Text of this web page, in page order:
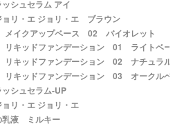
シュセラム アイ
リ・エ ジョリ・エ ブラウン
イクアップベース 02 バイオレット
キッドファンデーション 01 ライトベージュ
キッドファンデーション 02 ナチュラルベー
キッドファンデーション 03 オークルベージ
シュセラム-UP
リ・エ ジョリ・エ
乳液 ミルキー